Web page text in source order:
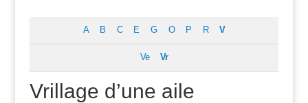
A B C E G O P R V
Ve Vr
Vrillage d’une aile